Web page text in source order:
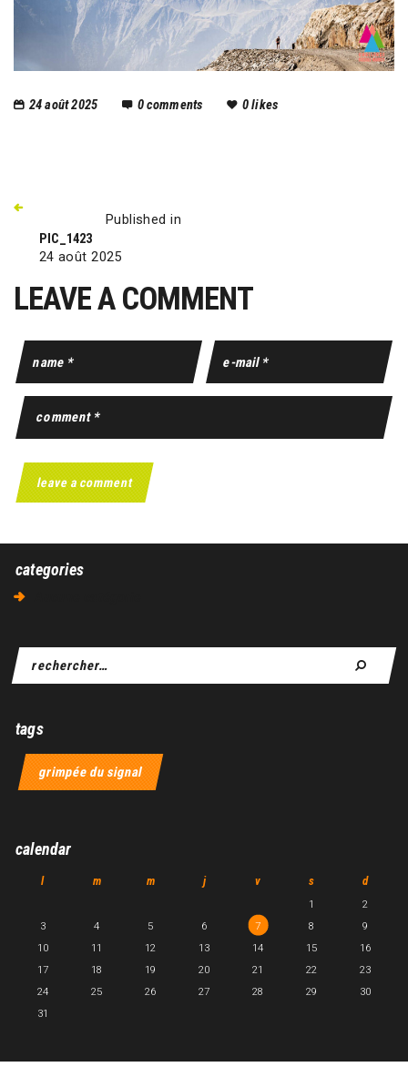
24 août 2025 0comments 0likes
Published in
PIC_1423
24 août 2025
LEAVE A COMMENT
categories
tags
grimpée du signal
calendar
l m m j v s d
1
2
3
4 5 6 7 8
9
10
11 12 13 14 15
16
17
18 19 20 21 22
23
24
25 26 27 28 29
30
31